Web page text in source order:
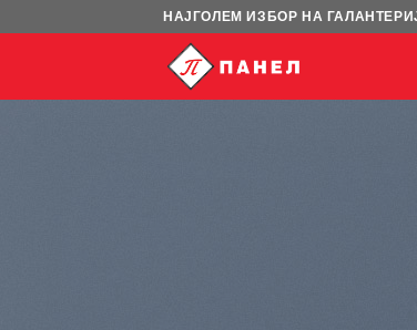
НАЈГОЛЕМ ИЗБОР НА